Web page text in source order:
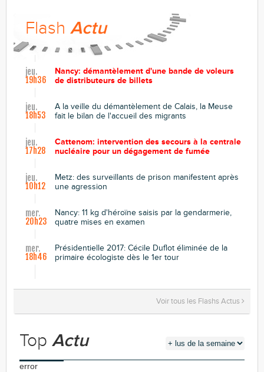
Flash Actu
jeu.
19h36
Nancy: démantèlement d'une bande de voleurs
de distributeurs de billets
jeu.
18h53
A la veille du démantèlement de Calais, la Meuse
fait le bilan de l'accueil des migrants
jeu.
17h28
Cattenom: intervention des secours à la centrale
nucléaire pour un dégagement de fumée
jeu.
10h12
Metz: des surveillants de prison manifestent après
une agression
mer.
20h23
Nancy: 11 kg d'héroïne saisis par la gendarmerie,
quatre mises en examen
mer.
18h46
Présidentielle 2017: Cécile Duflot éliminée de la
primaire écologiste dès le 1er tour
Voir tous les Flashs Actus
Top Actu
error